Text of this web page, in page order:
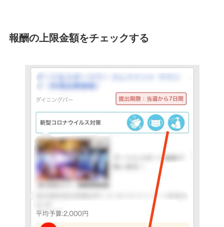
報酬の上限金額をチェックする